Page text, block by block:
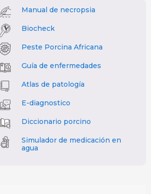
Manual de necropsia
Biocheck
Peste Porcina Africana
Guía de enfermedades
Atlas de patología
E-diagnostico
Diccionario porcino
Simulador de medicación en
agua